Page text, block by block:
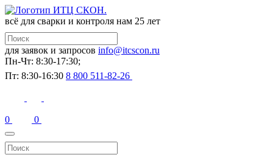
всё для сварки и контроля нам 25 лет
для заявок и запросов info@itcscon.ru
Пн-Чт: 8:30-17:30;
Пт: 8:30-16:30 8 800 511-82-26
0 0